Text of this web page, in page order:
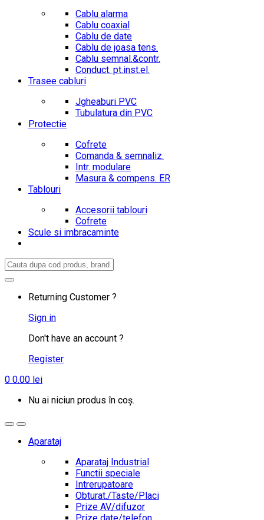
Cablu alarma
Cablu coaxial
Cablu de date
Cablu de joasa tens.
Cablu semnal.&contr.
Conduct. pt.inst.el.
Trasee cabluri
Jgheaburi PVC
Tubulatura din PVC
Protectie
Cofrete
Comanda & semnaliz.
Intr. modulare
Masura & compens. ER
Tablouri
Accesorii tablouri
Cofrete
Scule si imbracaminte
Search
Returning Customer ?
Sign in
Don't have an account ?
Register
0 0.00 lei
Nu ai niciun produs în coș.
Aparataj
Aparataj Industrial
Functii speciale
Intrerupatoare
Obturat./Taste/Placi
Prize AV/difuzor